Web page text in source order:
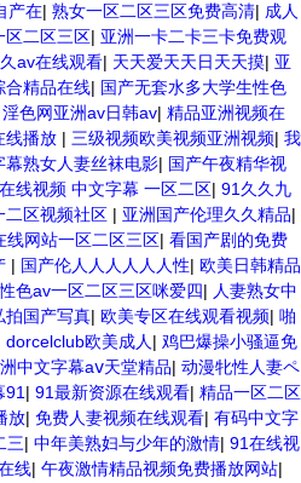
产在| 熟女一区二区三区免费高清| 成人
区二区三区| 亚洲一卡二卡三卡免费观
av在线观看| 天天爱天天日天天摸| 亚
合精品在线| 国产无套水多大学生性色
淫色网亚洲av日韩av| 精品亚洲视频在
线播放 | 三级视频欧美视频亚洲视频| 我
幕熟女人妻丝袜电影| 国产午夜精华视
在线视频 中文字幕 一区二区| 91久久九
二区视频社区 | 亚洲国产伦理久久精品|
线网站一区二区三区| 看国产剧的免费
| 国产伦人人人人人人性| 欧美日韩精品
性色av一区二区三区咪爱四| 人妻熟女中
拍国产写真| 欧美专区在线观看视频| 啪
dorcelclub欧美成人 | 鸡巴爆操小骚逼免
中文字幕aⅴ天堂精品| 动漫牝性人妻ペ
91 | 91最新资源在线观看| 精品一区二区
放| 免费人妻视频在线观看| 有码中文字
三| 中年美熟妇与少年的激情| 91在线视
线| 午夜激情精品视频免费播放网站|